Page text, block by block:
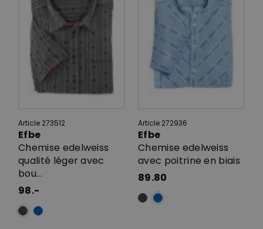
Article 273512
Efbe
Chemise edelweiss
qualité léger avec
bou...
98.-
Article 272936
Efbe
Chemise edelweiss
avec poitrine en biais
89.80